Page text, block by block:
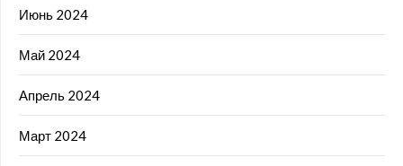
Июнь 2024
Май 2024
Апрель 2024
Март 2024